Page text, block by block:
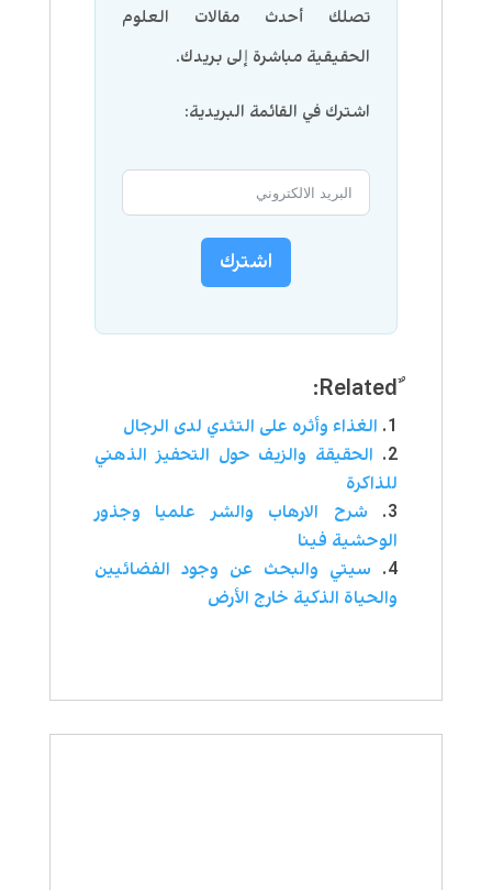
تصلك أحدث مقالات العلوم
الحقيقية مباشرة إلى بريدك.
اشترك في القائمة البريدية:
اشترك
ٌRelated:
الغذاء وأثره على التثدي لدى الرجال
الحقيقة والزيف حول التحفيز الذهني
للذاكرة
شرح الارهاب والشر علميا وجذور
الوحشية فينا
سيتي والبحث عن وجود الفضائيين
والحياة الذكية خارج الأرض